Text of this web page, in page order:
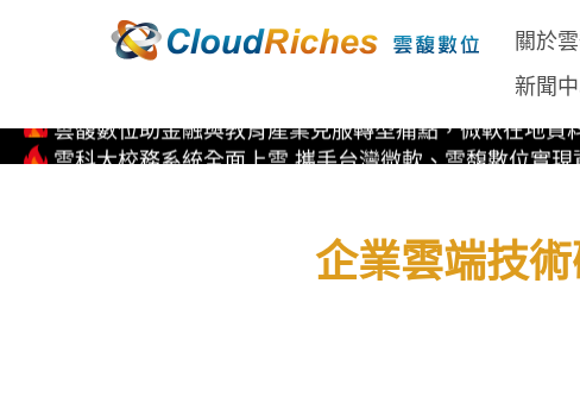
關於
新聞
國內企業先驅！雲馥數位率先取得Kubernetes on
雲馥數位助金融與教育產業克服轉型痛點，微軟在地資
直擊 Microsoft AI Tour 全球巡迴 台北站 首次亮相EP4
企業雲端技